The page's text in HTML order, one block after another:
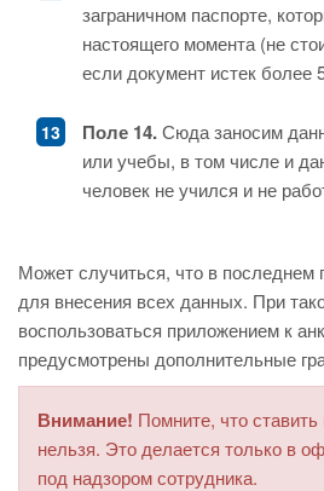
заграничном паспорте,
настоящего момента (не
если документ истек более
Поле 14.Сюда заносим
или учебы, в том числе и
человек не учился и не
Может случиться, что в последнем
для внесения всех данных. При
воспользоваться приложением к
предусмотрены дополнительные
Внимание! Помните, что
нельзя. Это делается только в
под надзором сотрудника.